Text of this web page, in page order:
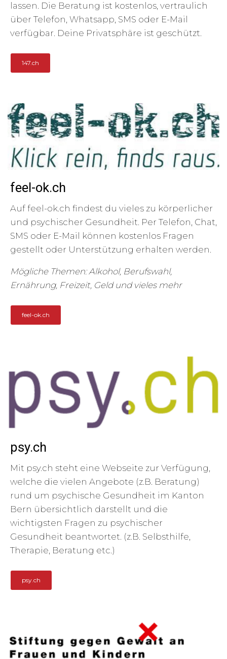
lassen. Die Beratung ist kostenlos, vertraulich
über Telefon, Whatsapp, SMS oder E-Mail
verfügbar. Deine Privatsphäre ist geschützt.
147.ch
feel-ok.ch
Auf feel-ok.ch findest du vieles zu körperlicher
und psychischer Gesundheit. Per Telefon, Chat,
SMS oder E-Mail können kostenlos Fragen
gestellt oder Unterstützung erhalten werden.
Mögliche Themen:Alkohol, Berufswahl,
Ernährung, Freizeit, Geld und vieles mehr
feel-ok.ch
psy.ch
Mit psy.ch steht eine Webseite zur Verfügung,
welche die vielen Angebote (z.B. Beratung)
rund um psychische Gesundheit im Kanton
Bern übersichtlich darstellt und die
wichtigsten Fragen zu psychischer
Gesundheit beantwortet. (z.B. Selbsthilfe,
Therapie, Beratung etc.)
psy.ch